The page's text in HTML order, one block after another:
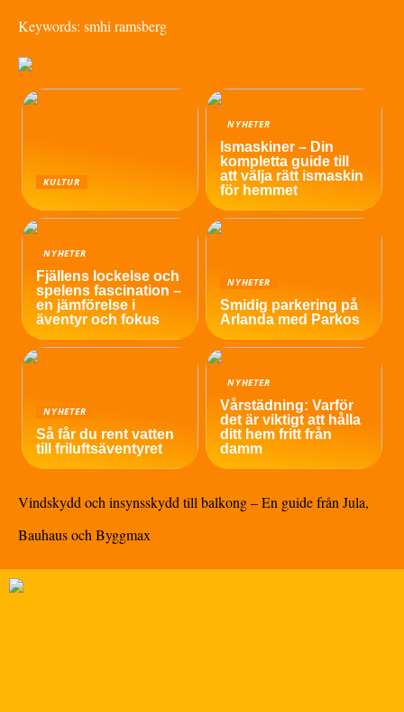
Keywords: smhi ramsberg
KULTUR
NYHETER
Ismaskiner – Din
kompletta guide till
att välja rätt ismaskin
för hemmet
NYHETER
Fjällens lockelse och
spelens fascination –
en jämförelse i
äventyr och fokus
NYHETER
Smidig parkering på
Arlanda med Parkos
NYHETER
Så får du rent vatten
till friluftsäventyret
NYHETER
Vårstädning: Varför
det är viktigt att hålla
ditt hem fritt från
damm
Vindskydd och insynsskydd till balkong – En guide från Jula,
Bauhaus och Byggmax